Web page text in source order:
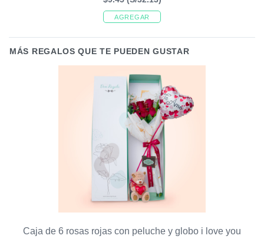
AGREGAR
MÁS REGALOS QUE TE PUEDEN GUSTAR
Caja de 6 rosas rojas con peluche y globo i love you